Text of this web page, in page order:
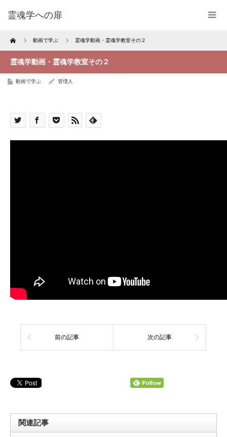
霊魂学への扉
Home 動画で学ぶ 霊魂学動画・霊魂学教室その２
霊魂学動画・霊魂学教室その２
動画で学ぶ 管理人
前の記事 次の記事
関連記事